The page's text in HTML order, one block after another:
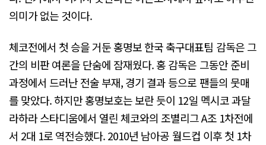
의미가 없는 것이다.
체코전에서 첫 승을 거둔 홍명보 한국 축구대표팀 감독은 그
간의 비판 여론을 단숨에 잠재웠다. 홍 감독은 그동안 준비
과정에서 드러난 전술 부재, 경기 결과 등으로 팬들의 뭇매
를 맞았다. 하지만 홍명보호는 보란 듯이 12일 멕시코 과달
라하라 스타디움에서 열린 체코와의 조별리그 A조 1차전에
서 2대 1로 역전승했다. 2010년 남아공 월드컵 이후 첫 1차